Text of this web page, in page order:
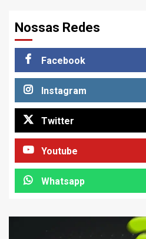
Nossas Redes
Facebook
Instagram
Twitter
Youtube
Whatsapp